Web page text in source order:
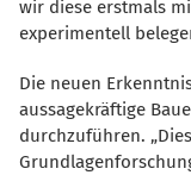
wir diese erstmals
experimentell
Die neuen
aussagekräftige
durchzuführen.